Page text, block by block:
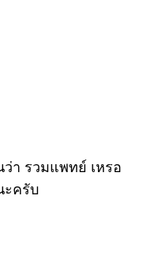
ว่า รวมแพทย์ เหรอ
ะครับ